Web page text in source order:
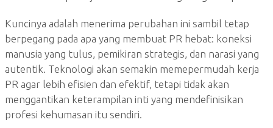
Kuncinya adalah menerima perubahan ini sambil tetap
berpegang pada apa yang membuat PR hebat: koneksi
manusia yang tulus, pemikiran strategis, dan narasi yang
autentik. Teknologi akan semakin memepermudah kerja
PR agar lebih efisien dan efektif, tetapi tidak akan
menggantikan keterampilan inti yang mendefinisikan
profesi kehumasan itu sendiri.